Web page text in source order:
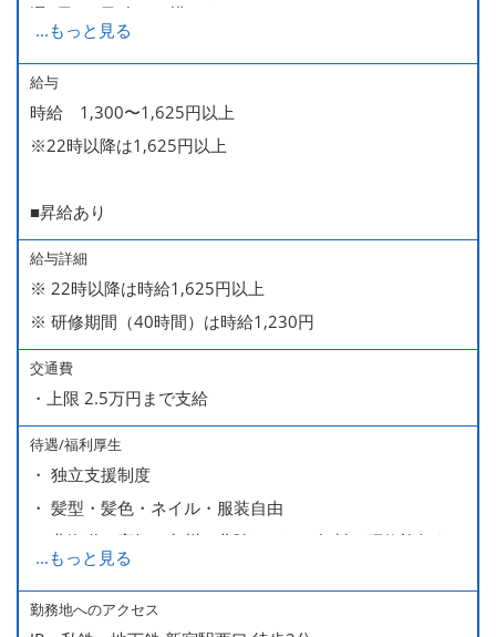
週2日・1日4h～で構いません。
■時短勤務制度あり
...もっと見る
給与
時給 1,300〜1,625円以上
※22時以降は1,625円以上
■昇給あり
給与詳細
※ 22時以降は時給1,625円以上
※ 研修期間（40時間）は時給1,230円
交通費
・上限 2.5万円まで支給
待遇/福利厚生
・ 独立支援制度
・ 髪型・髪色・ネイル・服装自由
・ 北海道や高知、九州、北陸などへの無料の研修旅行あり
ます
・ 無料の美味しい まかない食 あり
...もっと見る
勤務地へのアクセス